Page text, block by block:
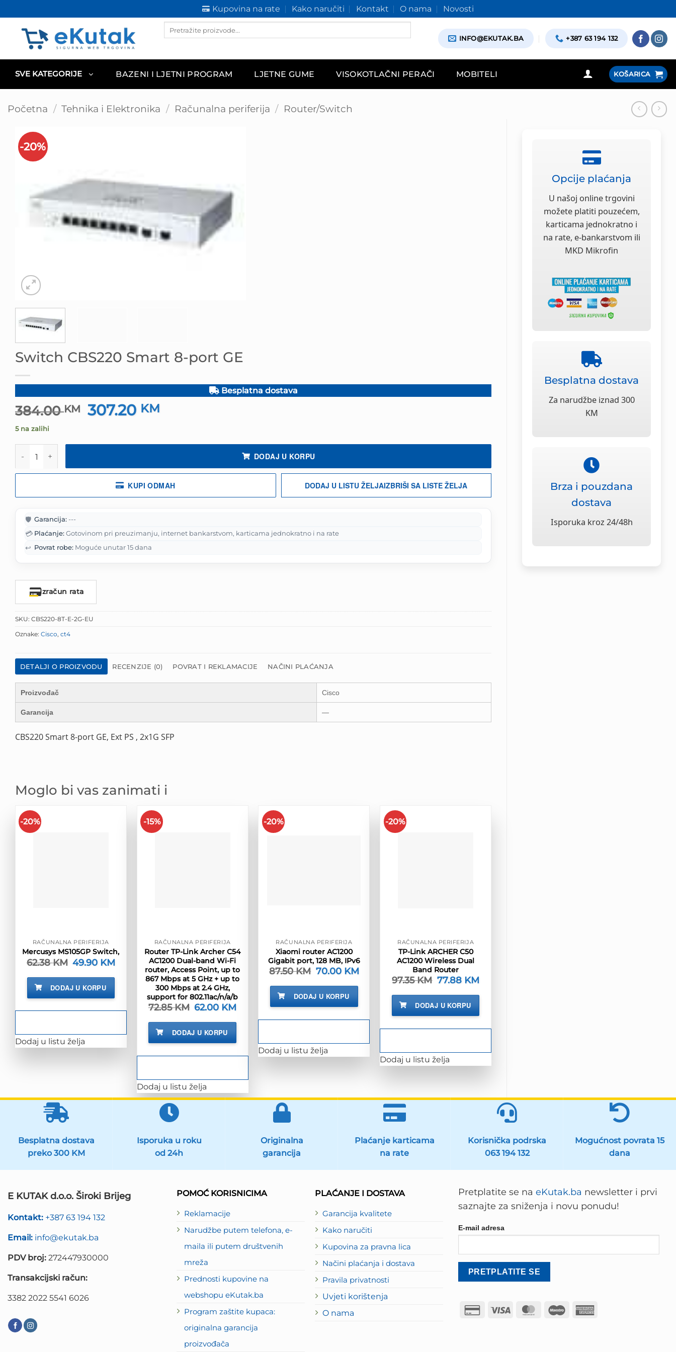
to
content
Kupovina na rate Kako naručiti Kontakt O nama Novosti
Products
INFO@EKUTAK.BA +387 63 194 132
SVE KATEGORIJE BAZENI I LJETNI PROGRAM LJETNE GUME VISOKOTLAČNI PERAČI MOBITELI KOŠARICA
Početna / Tehnika i Elektronika / Računalna periferija / Router/Switch
Opcije plaćanja
U našoj online trgovini
možete platiti pouzećem,
karticama jednokratno i
na rate, e-bankarstvom ili
MKD Mikrofin
Besplatna dostava
Za narudžbe iznad 300
KM
Brza i pouzdana
dostava
Isporuka kroz 24/48h
-20%
Switch CBS220 Smart 8-port GE
Besplatna dostava
384.00KM
Izvorna
cijena
je:
307.20 KM
307.20 KM.
5 na zalihi
DODAJ U KORPU
KUPI ODMAH DODAJ U LISTU ŽELJAIZBRIŠI SA LISTE ŽELJA
🛡️ Garancija:---
💳 Plaćanje:Gotovinom pri preuzimanju, internet bankarstvom, karticama jednokratno i na rate
↩️ Povrat robe: Moguće unutar 15 dana
Izračun rata
SKU: CBS220-8T-E-2G-EU
Oznake: Cisco, ct4
DETALJI O PROIZVODU RECENZIJE (0) POVRAT I REKLAMACIJE NAČINI PLAĆANJA
Proizvođač Cisco
Garancija —
CBS220 Smart 8-port GE, Ext PS , 2x1G SFP
Moglo bi vas zanimati i
-20%
RAČUNALNA PERIFERIJA
Mercusys MS105GP Switch,
62.38KM Izvorna
cijena
bila
62.38 KM.
49.90 KM Trenutna
49.90 KM.
DODAJ U KORPU
Dodaj u listu želja
-15%
RAČUNALNA PERIFERIJA
Router TP-Link Archer C54
AC1200 Dual-band Wi-Fi
router, Access Point, up to
867 Mbps at 5 GHz + up to
300 Mbps at 2.4 GHz,
support for 802.11ac/n/a/b
72.85KM Izvorna
cijena
bila
72.85 KM.
62.00 KM Trenutna
DODAJ U KORPU
Dodaj u listu želja
-20%
RAČUNALNA PERIFERIJA
Xiaomi router AC1200
Gigabit port, 128 MB, IPv6
87.50KM Izvorna
cijena
bila
87.50 KM.
70.00 KM
DODAJ U KORPU
Dodaj u listu želja
-20%
RAČUNALNA PERIFERIJA
TP-Link ARCHER C50
AC1200 Wireless Dual
Band Router
97.35KM Izvorna
cijena
bila
97.35 KM.
77.88 KM
je:
DODAJ U KORPU
Dodaj u listu želja
Besplatna dostava
preko 300 KM
Isporuka u roku
od 24h
Originalna
garancija
Plaćanje karticama
na rate
Korisnička podrska
063 194 132
Mogućnost povrata 15
dana
E KUTAK d.o.o. Široki Brijeg
Kontakt: +387 63 194 132
Email: info@ekutak.ba
PDV broj: 272447930000
Transakcijski račun:
3382 2022 5541 6026
POMOĆ KORISNICIMA
Reklamacije
Narudžbe putem telefona, e-
maila ili putem društvenih
mreža
Prednosti kupovine na
webshopu eKutak.ba
Program zaštite kupaca:
originalna garancija
proizvođača
PLAĆANJE I DOSTAVA
Garancija kvalitete
Kako naručiti
Kupovina za pravna lica
Načini plaćanja i dostava
Pravila privatnosti
Uvjeti korištenja
O nama
Pretplatite se na eKutak.ba newsletter i prvi
saznajte za sniženja i novu ponudu!
E-mail adresa
Credit
Visa MasterCard
Maestro